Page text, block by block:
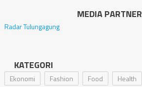
MEDIA PARTNER
Radar Tulungagung
KATEGORI
Ekonomi Fashion Food Health